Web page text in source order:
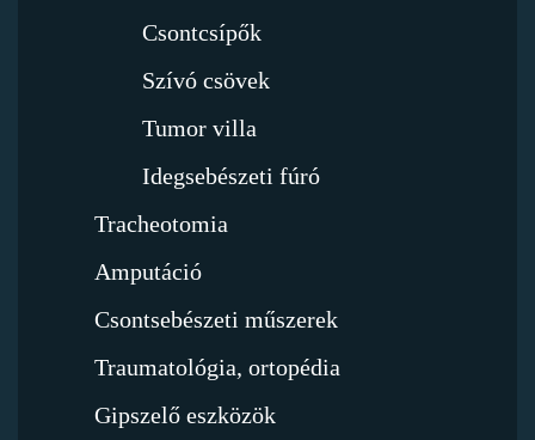
Csontcsípők
Szívó csövek
Tumor villa
Idegsebészeti fúró
Tracheotomia
Amputáció
Csontsebészeti műszerek
Traumatológia, ortopédia
Gipszelő eszközök